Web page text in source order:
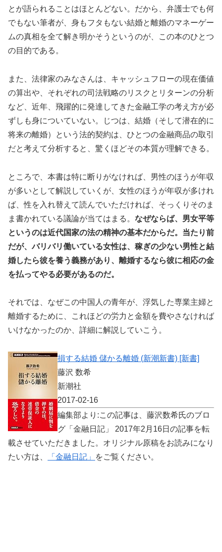
とが語られることはほとんどない。だから、弁護士でも何
でもない筆者が、身もフタもない結婚と離婚のマネーゲー
ムの真相を全て解き明かそうというのが、この本のひとつ
の目的である。
また、法律家のみなさんは、キャッシュフローの現在価値
の算出や、それぞれの司法戦略のリスクとリターンの分析
など、近年、飛躍的に発達してきた金融工学の考え方が必
ずしも身についていない。じつは、結婚（そして潜在的に
将来の離婚）という法的契約は、ひとつの金融商品の取引
だと考えて分析すると、驚くほどその本質が理解できる。
ところで、本書は特に断りがなければ、男性のほうが年収
が多いとして解説していくが、女性のほうが年収が多けれ
ば、性を入れ替えて読んでいただければ、そっくりそのま
ま書かれている議論が当てはまる。 なぜならば、男女平等
というのは近代国家の法の精神の基本だからだ。当たり前
だが、バリバリ働いている女性は、稼ぎの少ない男性と結
婚したら彼を養う義務があり、離婚するなら彼に相応の金
を払ってやる必要があるのだ。
それでは、なぜこの中国人の青年が、浮気した専業主婦と
離婚するために、これほどの労力と金額を費やさなければ
いけなかったのか、詳細に解説していこう。
損する結婚 儲かる離婚 (新潮新書) [新書]
藤沢 数希
新潮社
2017-02-16
編集部より:この記事は、藤沢数希氏のブロ
グ「金融日記」 2017年2月16日の記事を転
載させていただきました。オリジナル原稿をお読みになり
たい方は、
「金融日記」 をご覧ください。